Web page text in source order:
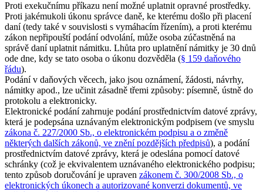
Proti exekučnímu příkazu není možné uplatnit opravné prostředky.
Proti jakémukoli úkonu správce daně, ke kterému došlo při placení
daní (tedy také v souvislosti s vymáhacím řízením), a proti kterému
zákon nepřipouští podání odvolání, může osoba zúčastněná na
správě daní uplatnit námitku. Lhůta pro uplatnění námitky je 30 dnů
ode dne, kdy se tato osoba o úkonu dozvěděla (§ 159 daňového
řádu).
Podání v daňových věcech, jako jsou oznámení, žádosti, návrhy,
námitky apod., lze učinit zásadně třemi způsoby: písemně, ústně do
protokolu a elektronicky.
Elektronické podání zahrnuje podání prostřednictvím datové zprávy,
která je podepsána uznávaným elektronickým podpisem (ve smyslu
zákona č. 227/2000 Sb., o elektronickém podpisu a o změně
některých dalších zákonů, ve znění pozdějších předpisů), a podání
prostřednictvím datové zprávy, která je odeslána pomocí datové
schránky (což je ekvivalentem uznávaného elektronického podpisu;
tento způsob doručování je upraven zákonem č. 300/2008 Sb., o
elektronických úkonech a autorizované konverzi dokumentů, ve